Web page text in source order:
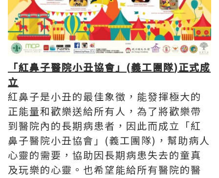
「紅鼻子醫院小丑協會」 (義工團隊)正式成
立
紅鼻子是小丑的最佳象徵，能發揮極大的
正能量和歡樂送給所有人，為了將歡樂帶
到醫院內的長期病患者，因此而成立「紅
鼻子醫院小丑協會」(義工團隊)，幫助病人
心靈的需要，協助因長期病患失去的童真
及玩樂的心靈。也希望能給所有醫院的醫